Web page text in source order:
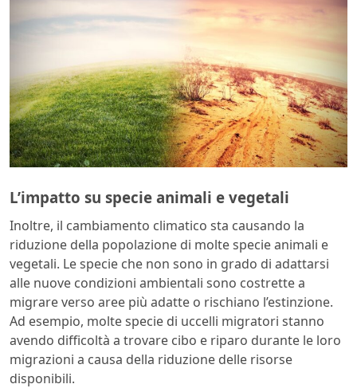
L’impatto su specie animali e vegetali
Inoltre, il cambiamento climatico sta causando la
riduzione della popolazione di molte specie animali e
vegetali. Le specie che non sono in grado di adattarsi
alle nuove condizioni ambientali sono costrette a
migrare verso aree più adatte o rischiano l’estinzione.
Ad esempio, molte specie di uccelli migratori stanno
avendo difficoltà a trovare cibo e riparo durante le loro
migrazioni a causa della riduzione delle risorse
disponibili.